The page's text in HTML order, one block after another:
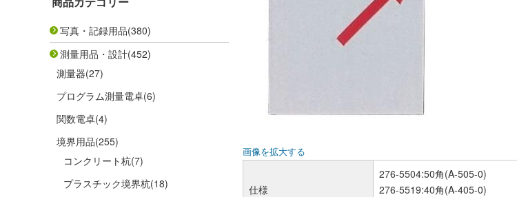
写真・記録用品(380)
測量用品・設計(452)
測量器(27)
プログラム測量電卓(6)
関数電卓(4)
境界用品(255)
コンクリート杭(7)
プラスチック境界杭(18)
画像を拡大する
仕様
276-5504:50角(A-505-0)
276-5519:40角(A-405-0)